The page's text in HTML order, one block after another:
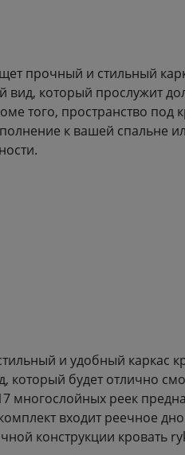
прочный и стильный
который прослужит
того, пространство под
к вашей спальне
и удобный каркас
который будет отлично
многослойных реек
входит реечное
конструкции кровать